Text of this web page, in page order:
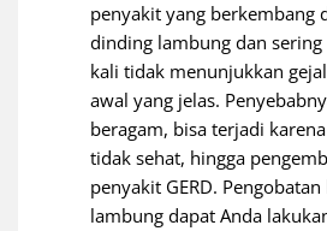
penyakit yang berkembang
dinding lambung dan sering
kali tidak menunjukkan
awal yang jelas.
beragam, bisa terjadi
tidak sehat, hingga
penyakit GERD.
lambung dapat Anda